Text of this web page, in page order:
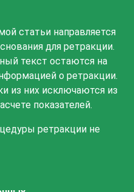
статьи направляется
для ретракции.
текст остаются на
о ретракции.
из них исключаются из
показателей.
ретракции не